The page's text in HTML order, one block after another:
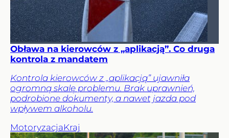
Obława na kierowców z „aplikacją”. Co druga
kontrola z mandatem
Kontrola kierowców z „aplikacją” ujawniła
ogromną skalę problemu. Brak uprawnień,
podrobione dokumenty, a nawet jazda pod
wpływem alkoholu.
MotoryzacjaKraj